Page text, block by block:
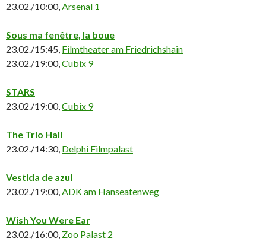
23.02./10:00,Arsenal 1
Sous ma fenêtre, la boue
23.02./15:45, Filmtheater am Friedrichshain
23.02./19:00,Cubix 9
STARS
23.02./19:00,Cubix 9
The Trio Hall
23.02./14:30, Delphi Filmpalast
Vestida de azul
23.02./19:00,ADK am Hanseatenweg
Wish You Were Ear
23.02./16:00, Zoo Palast 2